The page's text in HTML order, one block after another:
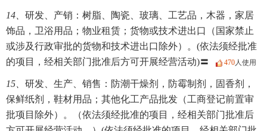
14、 研发、产销：树脂、陶瓷、玻璃、工艺品，木器，家居
饰品，卫浴用品；物业租赁；货物或技术进出口（国家禁止
或涉及行政审批的货物和技术进出口除外）。(依法须经批准
的项目，经相关部门批准后方可开展经营活动)〓
470人使用
15、 研发、生产、销售：防潮干燥剂，防霉制剂，固香剂，
保鲜纸剂，鞋材用品；其他化工产品批发（工商登记前置审
批项目除外）。（依法须经批准的项目，经相关部门批准后